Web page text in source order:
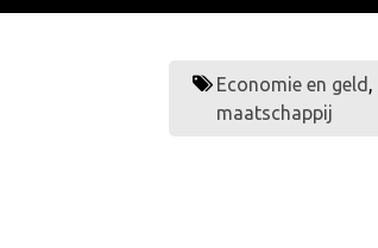
Economie en geld ,
maatschappij